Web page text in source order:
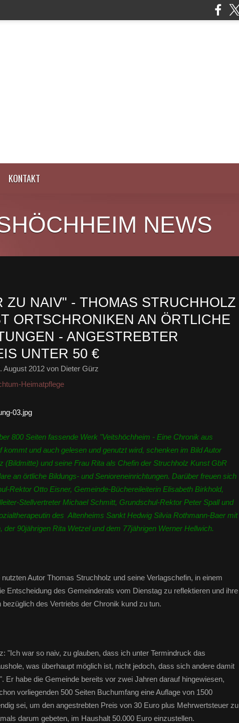
KONTAKT
NEWS
ZU NAIV" - THOMAS STRUCHHOLZ
ORTSCHRONIKEN AN ÖRTLICHE
- ANGESTREBTER
UNTER 50 €
August 2012 von Dieter Gürz
Heimatpflege
800 Seiten fassende Werk "Veitshöchheim - Eine Chronik aus
kommt und auch gelesen und genutzt wird, schenken im Bild Autor
(Bildmitte) und seine Frau Rita als Chefin der Struchholz Kunst GbR
an örtliche Bildungs- und Senioreneinrichtungen. Darüber freuen sich
Rektor Otto Eisner, Gemeinde-Büchereileiterin Elisabeth Birkhold,
Stellvertreter Michael Schmitt, Grundschul-Rektor Peter Spall und
des Altenheims Sankt Hedwig Silvia Rothmann-Baer mit
der 90jährigen Rita Wetzel und dem 77jährigen Werner Hellwich.
Autor Thomas Struchholz und seine Verlagschefin, in einem
Entscheidung des Gemeinderats vom Dienstag zu reflektieren und ihre
bezüglich des Vertriebs der Chronik kund zu tun.
"Ich war so naiv, zu glauben, dass ich unter Termindruck das
was überhaupt möglich ist, nicht jedoch, dass sich andere damit
Er habe die Gemeinde bereits vor zwei Jahren darauf hingewiesen,
vorliegenden 500 Seiten Buchumfang eine Auflage von 1500
sei, um den angestrebten Preis von 30 Euro plus Mehrwertsteuer zu
darum gebeten, im Haushalt 50.000 Euro einzustellen.